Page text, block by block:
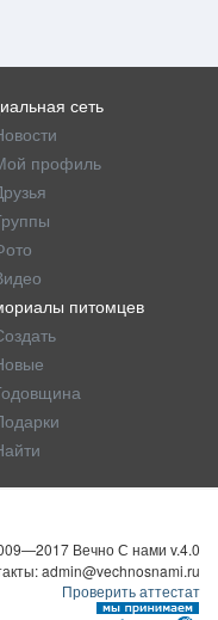
сеть
профиль
питомцев
Вечно С нами v.4.0
admin@vechnosnami.ru
Проверить аттестат